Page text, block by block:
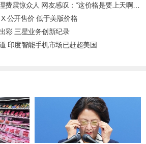
震惊众人 网友感叹：“这价格是要上天啊！”
公开售价 低于美版价格
彩 三星业务创新纪录
印度智能手机市场已赶超美国